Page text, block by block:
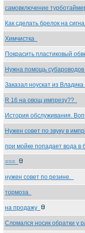
самовключение
Как сделать брелок на
Химчистка
Покрасить пластиковый
Нужна помощь субароводов
Заказал ноускат из Владика
R 16 на овощ импрезу??
История обслуживания.
Нужен совет по звуку в
при мойке попадает вода в
===
нужен совет по резине.
тормоза
на продажу
Сломался носик обратки у